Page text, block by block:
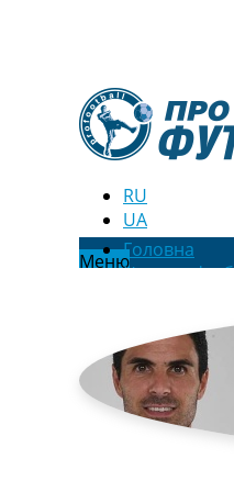
RU
UA
МенюГоловна
Новини
Останні
Конкурс
Логін